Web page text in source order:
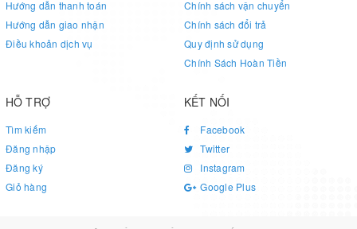
hưởng đến sức khỏe.
Công nghệ Nanoe tiên tiến độc quyền của Panasonic giải phóng
các gốc OH ra không khí, giúp tiêu diệt vi khuẩn vàkhử
khô da.
Diệt 99,9% virus H1N1 và H5N1, tiêu diệt 99,99% vi khuẩn E Coli
O 157, MRSA
Hướng dẫn thanh toán
Hướng dẫn giao nhận
Điều khoản dịch vụ
Chính sách vận chuyển
Chính sách đổi trả
Quy định sử dụng
Chính Sách Hoàn Tiền
HỖ TRỢ
Tìm kiếm
Đăng nhập
Đăng ký
Giỏ hàng
KẾT NỐI
Facebook
Twitter
Instagram
Google Plus